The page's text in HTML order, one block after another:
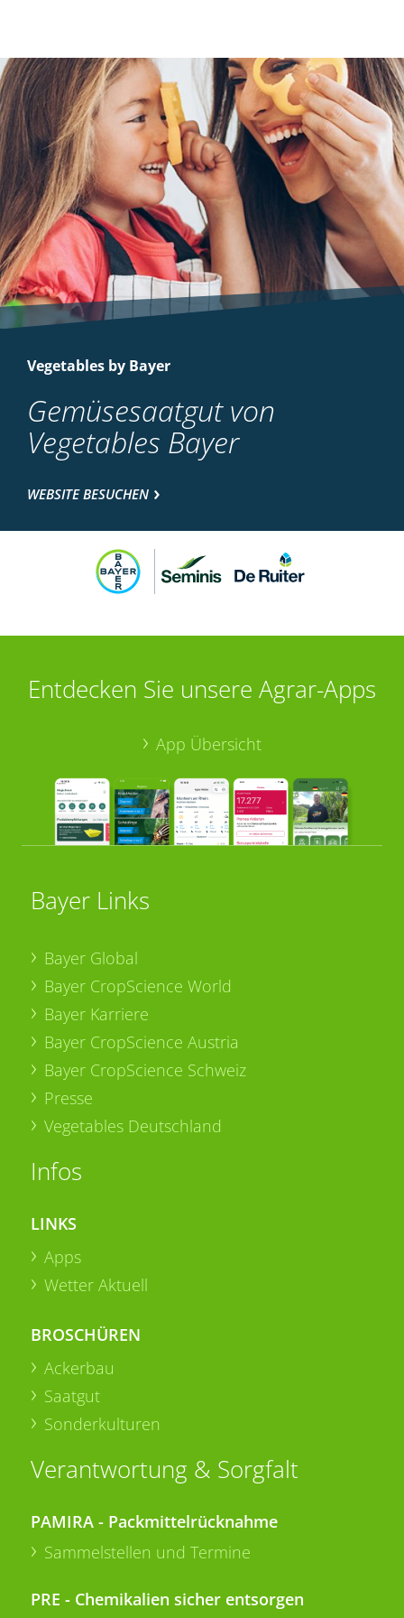
Vegetables by Bayer
Gemüsesaatgut von
Vegetables Bayer
WEBSITE BESUCHEN
Entdecken Sie unsere Agrar-Apps
App Übersicht
Bayer Links
Bayer Global
Bayer CropScience World
Bayer Karriere
Bayer CropScience Austria
Bayer CropScience Schweiz
Presse
Vegetables Deutschland
Infos
LINKS
Apps
Wetter Aktuell
BROSCHÜREN
Ackerbau
Saatgut
Sonderkulturen
Verantwortung & Sorgfalt
PAMIRA - Packmittelrücknahme
Sammelstellen und Termine
PRE - Chemikalien sicher entsorgen